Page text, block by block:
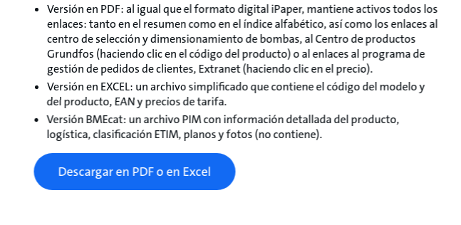
Versión en PDF: al igual que el formato digital iPaper, mantiene activos todos los
enlaces: tanto en el resumen como en el índice alfabético, así como los enlaces al
centro de selección y dimensionamiento de bombas, al Centro de productos
Grundfos (haciendo clic en el código del producto) o al enlaces al programa de
gestión de pedidos de clientes, Extranet (haciendo clic en el precio).
Versión en EXCEL: un archivo simplificado que contiene el código del modelo y
del producto, EAN y precios de tarifa.
Versión BMEcat: un archivo PIM con información detallada del producto,
logística, clasificación ETIM, planos y fotos (no contiene).
Descargar en PDF o en Excel